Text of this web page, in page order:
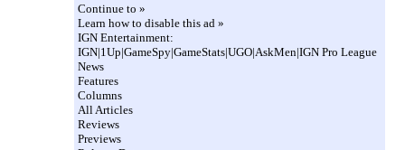
Continue to »
Learn how to disable this ad »
IGN Entertainment:
IGN|1Up|GameSpy|GameStats|UGO|AskMen|IGN Pro League
News
Features
Columns
All Articles
Reviews
Previews